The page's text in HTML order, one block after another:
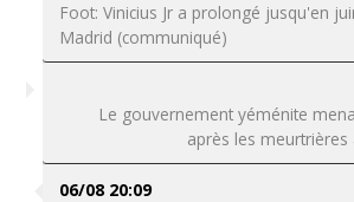
Foot: Vinicius Jr a prolongé jusqu'en
Madrid (communiqué)
Le gouvernement yéménite
après les
06/08 20:09